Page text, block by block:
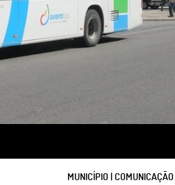
MUNICÍPIO |